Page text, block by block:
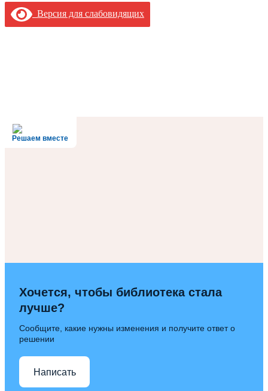
Версия для слабовидящих
Решаем вместе
Хочется, чтобы библиотека стала
лучше?
Сообщите, какие нужны изменения и получите ответ о
решении
Написать